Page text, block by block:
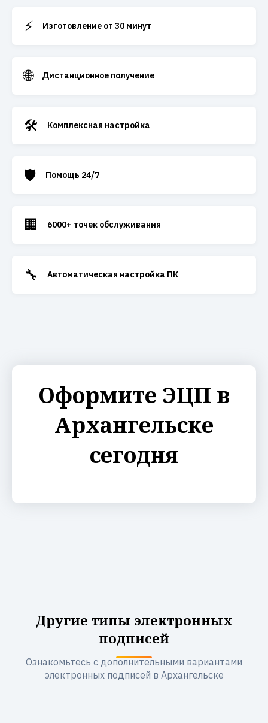
⚡ Изготовление от 30 минут
🌐 Дистанционное получение
🛠️ Комплексная настройка
🛡️ Помощь 24/7
🏢 6000+ точек обслуживания
🔧 Автоматическая настройка ПК
Оформите ЭЦП в
Архангельске
сегодня
Другие типы электронных
подписей
Ознакомьтесь с дополнительными вариантами
электронных подписей в Архангельске